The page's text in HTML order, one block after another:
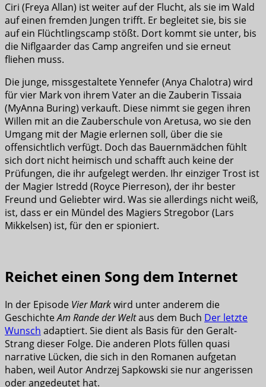
Ciri (Freya Allan) ist weiter auf der Flucht, als sie im Wald
auf einen fremden Jungen trifft. Er begleitet sie, bis sie
auf ein Flüchtlingscamp stößt. Dort kommt sie unter, bis
die Niflgaarder das Camp angreifen und sie erneut
fliehen muss.
Die junge, missgestaltete Yennefer (Anya Chalotra) wird
für vier Mark von ihrem Vater an die Zauberin Tissaia
(MyAnna Buring) verkauft. Diese nimmt sie gegen ihren
Willen mit an die Zauberschule von Aretusa, wo sie den
Umgang mit der Magie erlernen soll, über die sie
offensichtlich verfügt. Doch das Bauernmädchen fühlt
sich dort nicht heimisch und schafft auch keine der
Prüfungen, die ihr aufgelegt werden. Ihr einziger Trost ist
der Magier Istredd (Royce Pierreson), der ihr bester
Freund und Geliebter wird. Was sie allerdings nicht weiß,
ist, dass er ein Mündel des Magiers Stregobor (Lars
Mikkelsen) ist, für den er spioniert.
Reichet einen Song dem Internet
In der Episode Vier Markwird unter anderem die
GeschichteAm Rande der Weltaus dem Buch Der letzte
Wunsch adaptiert. Sie dient als Basis für den Geralt-
Strang dieser Folge. Die anderen Plots füllen quasi
narrative Lücken, die sich in den Romanen aufgetan
haben, weil Autor Andrzej Sapkowski sie nur angerissen
oder angedeutet hat.